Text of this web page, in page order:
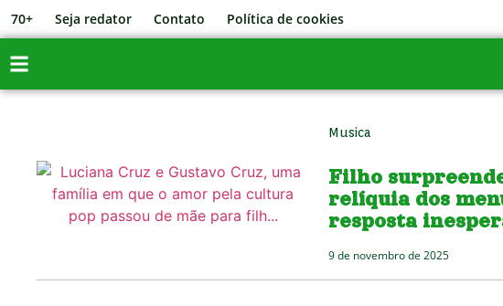
70+ Seja redator Contato Política de cookies
Musica
Filho
relíquia dos
resposta
9 de novembro de 2025